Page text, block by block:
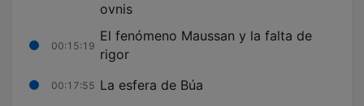
ovnis
00:15:19
El fenómeno Maussan y la falta de
rigor
00:17:55 La esfera de Búa